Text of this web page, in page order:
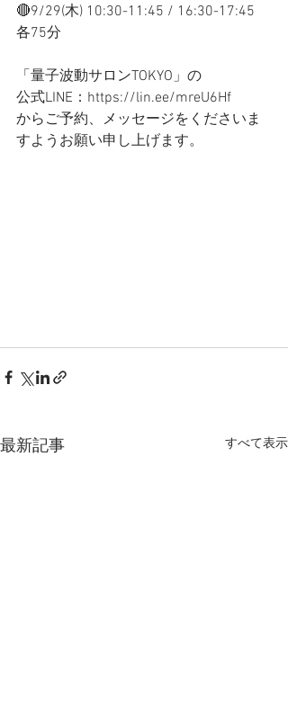
🔴9/29(木) 10:30-11:45 / 16:30-17:45
各75分
「量子波動サロンTOKYO」の
公式LINE：https://lin.ee/mreU6Hf
からご予約、メッセージをくださいま
すようお願い申し上げます。
最新記事 すべて表示